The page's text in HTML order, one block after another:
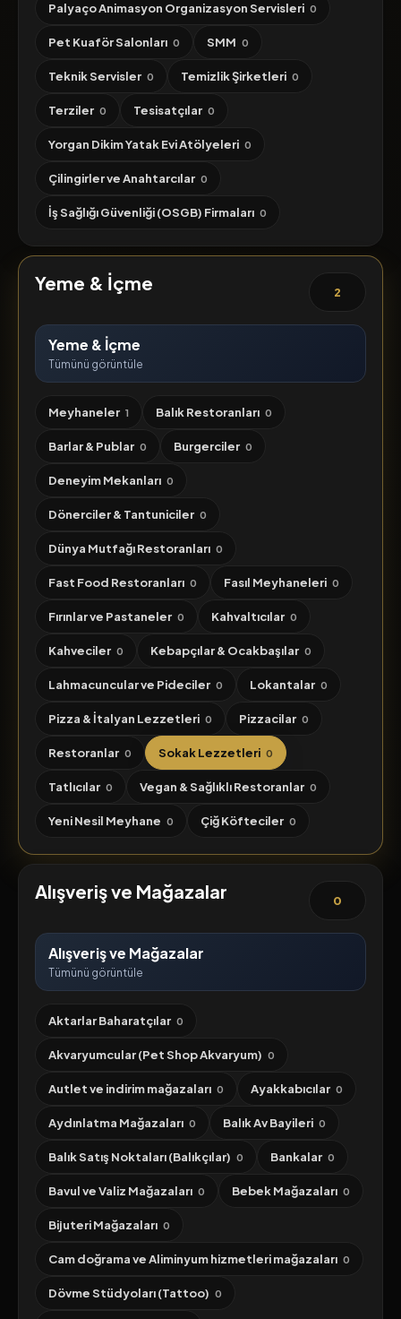
Palyaço Animasyon Organizasyon Servisleri 0
Pet Kuaför Salonları 0 SMM 0
Teknik Servisler 0 Temizlik Şirketleri 0
Terziler 0 Tesisatçılar 0
Yorgan Dikim Yatak Evi Atölyeleri 0
Çilingirler ve Anahtarcılar 0
İş Sağlığı Güvenliği (OSGB) Firmaları 0
Yeme & İçme 2
Yeme & İçme
Tümünü görüntüle
Meyhaneler 1 Balık Restoranları 0
Barlar & Publar 0 Burgerciler 0
Deneyim Mekanları 0
Dönerciler & Tantuniciler 0
Dünya Mutfağı Restoranları 0
Fast Food Restoranları 0 Fasıl Meyhaneleri 0
Fırınlar ve Pastaneler 0 Kahvaltıcılar 0
Kahveciler 0 Kebapçılar & Ocakbaşılar 0
Lahmacuncular ve Pideciler 0 Lokantalar 0
Pizza & İtalyan Lezzetleri 0 Pizzacilar 0
Restoranlar 0 Sokak Lezzetleri 0
Tatlıcılar 0 Vegan & Sağlıklı Restoranlar 0
Yeni Nesil Meyhane 0 Çiğ Köfteciler 0
Alışveriş ve Mağazalar 0
Alışveriş ve Mağazalar
Tümünü görüntüle
Aktarlar Baharatçılar 0
Akvaryumcular (Pet Shop Akvaryum) 0
Autlet ve indirim mağazaları 0 Ayakkabıcılar 0
Aydınlatma Mağazaları 0 Balık Av Bayileri 0
Balık Satış Noktaları (Balıkçılar) 0 Bankalar 0
Bavul ve Valiz Mağazaları 0 Bebek Mağazaları 0
Bijuteri Mağazaları 0
Cam doğrama ve Aliminyum hizmetleri mağazaları 0
Dövme Stüdyoları (Tattoo) 0